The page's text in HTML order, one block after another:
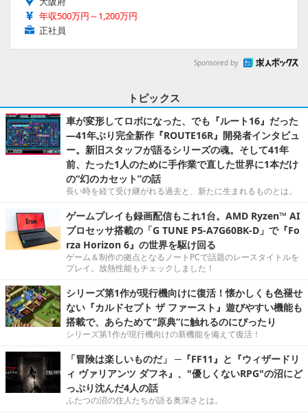
年収500万円～1,200万円
正社員
Sponsored by
トピックス
車が変形してロボになった、でも『ルート16』だった
―41年ぶり完全新作『ROUTE16R』開発者インタビュ
ー。新旧スタッフが語るシリーズの魂。そして41年
前、たった1人のために手作業で直した世界に1本だけ
の“幻のカセット”の話
長い時を経て受け継がれる過去と、新たに生まれるものとは。
ゲームプレイも録画配信もこれ1台。AMD Ryzen™ AI
プロセッサ搭載の「G TUNE P5-A7G60BK-D」で『Fo
rza Horizon 6』の世界を駆け回る
ゲーム＆制作の拠点となるノートPCで話題のレースタイトルを
プレイ。放熱性能もチェックしました！
シリーズ第1作が現行機向けに復活！懐かしくも色褪せ
ない『カルドセプト ザ ファースト』遊びやすい機能も
搭載で、あらためて“原典”に触れるのにぴったり
シリーズ第1作が現行機向けの新機能を備えて復活！
「冒険は楽しいものだ」 ─『FF11』と『ウィザードリ
ィ ヴァリアンツ ダフネ』、"優しくないRPG"の沼にど
っぷり沈んだ4人の話
ふたつの沼の住人たちが語る奥深さとは。